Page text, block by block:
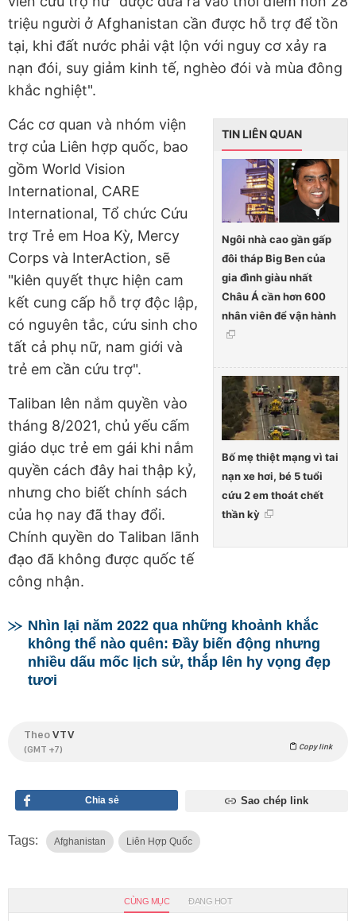
triệu người ở Afghanistan cần được hỗ trợ để tồn
tại, khi đất nước phải vật lộn với nguy cơ xảy ra
nạn đói, suy giảm kinh tế, nghèo đói và mùa đông
khắc nghiệt".
TIN LIÊN QUAN
Ngôi nhà cao gần gấp
đôi tháp Big Ben của
gia đình giàu nhất
Châu Á cần hơn 600
nhân viên để vận hành
Bố mẹ thiệt mạng vì tai
nạn xe hơi, bé 5 tuổi
cứu 2 em thoát chết
thần kỳ
Các cơ quan và nhóm viện
trợ của Liên hợp quốc, bao
gồm World Vision
International, CARE
International, Tổ chức Cứu
trợ Trẻ em Hoa Kỳ, Mercy
Corps và InterAction, sẽ
"kiên quyết thực hiện cam
kết cung cấp hỗ trợ độc lập,
có nguyên tắc, cứu sinh cho
tất cả phụ nữ, nam giới và
trẻ em cần cứu trợ".
Taliban lên nắm quyền vào
tháng 8/2021, chủ yếu cấm
giáo dục trẻ em gái khi nắm
quyền cách đây hai thập kỷ,
nhưng cho biết chính sách
của họ nay đã thay đổi.
Chính quyền do Taliban lãnh
đạo đã không được quốc tế
công nhận.
Nhìn lại năm 2022 qua những khoảnh khắc
không thể nào quên: Đầy biến động nhưng
nhiều dấu mốc lịch sử, thắp lên hy vọng đẹp
tươi
TheoVTV
(GMT +7) Copy link
Chia sẻ Sao chép link
Tags: Afghanistan Liên Hợp Quốc
CÙNG MỤC ĐANG HOT